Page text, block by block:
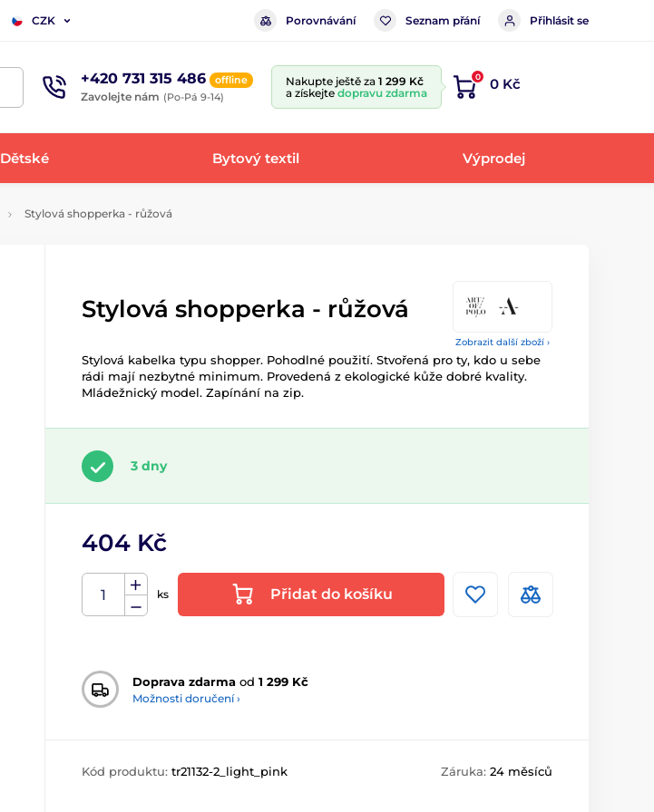
CZK Porovnávání Seznam přání Přihlásit se
+420 731 315 486 offline
Zavolejte nám (Po-Pá 9-14)
Nakupte ještě za 1 299 Kč
a získejte dopravu zdarma
0 0 Kč
Dětské Bytový textil Výprodej
Stylová shopperka - růžová
Zobrazit další zboží ›
Stylová shopperka - růžová
Stylová kabelka typu shopper. Pohodlné použití. Stvořená pro ty, kdo u sebe
rádi mají nezbytné minimum. Provedená z ekologické kůže dobré kvality.
Mládežnický model. Zapínání na zip.
3 dny
404 Kč
ks Přidat do košíku
Doprava zdarma od 1 299 Kč
Možnosti doručení ›
Kód produktu: tr21132-2_light_pink Záruka: 24 měsíců